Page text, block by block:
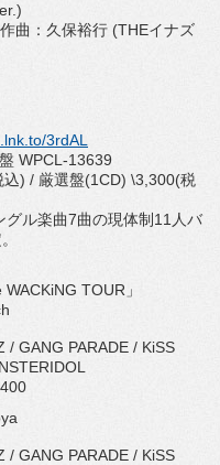
曲：久保裕行 (THEイナズ
3rdAL
WPCL-13639
) / 厳選盤(1CD) \3,300(税
ル楽曲7曲の現体制11人バ
TOUR」
/ GANG PARADE / KiSS
/ GANG PARADE / KiSS